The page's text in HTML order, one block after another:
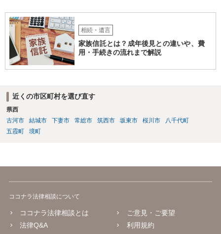
相続・遺言
家族信託とは？成年後見との違いや、費
用・手続きの流れまで解説
近くの市区町村を選び直す
県西
古河市
結城市 下妻市 常総市 筑西市 坂東市 桜川市
八千代町
五霞町
境町
ココナラ法律相談について
ココナラ法律相談とは
法律Q&A
ご意見・ご要望
利用規約